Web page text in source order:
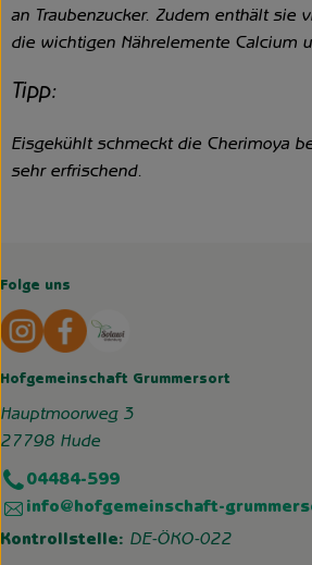
an Traubenzucker. Zudem enthält sie
die wichtigen Nährelemente Calcium
Tipp:
Eisgekühlt schmeckt die Cherimoya
sehr erfrischend.
Folge uns
Externer Link zu https://
Hofgemeinschaft Grummersort
Hauptmoorweg 3
27798 Hude
04484-599
info@hofgemeinschaft-
Kontrollstelle: DE-ÖKO-022